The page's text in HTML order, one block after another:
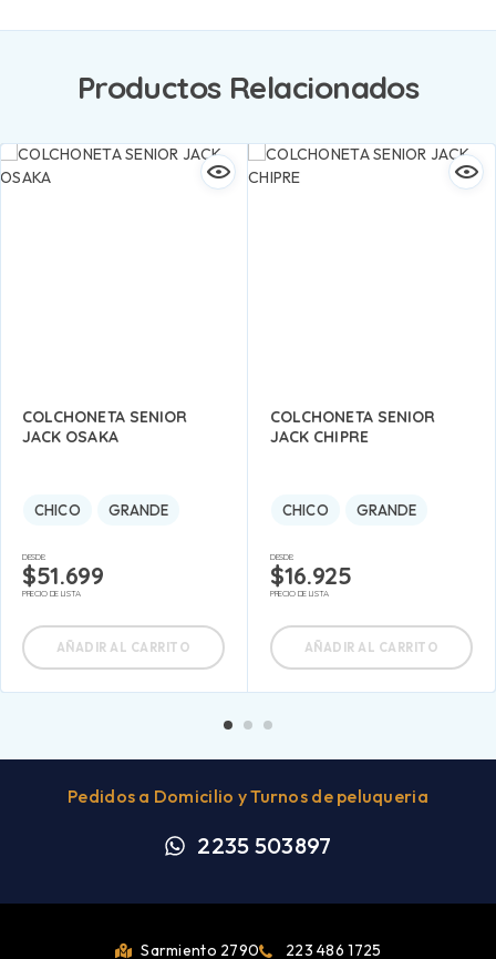
Productos Relacionados
COLCHONETA SENIOR
JACK OSAKA
CHICO GRANDE
DESDE:
$51.699
PRECIO DE LISTA
AÑADIR AL CARRITO
COLCHONETA SENIOR
JACK CHIPRE
CHICO GRANDE
DESDE:
$16.925
PRECIO DE LISTA
AÑADIR AL CARRITO
Pedidos a Domicilio y Turnos de peluqueria
2235 503897
Sarmiento 2790 223 486 1725